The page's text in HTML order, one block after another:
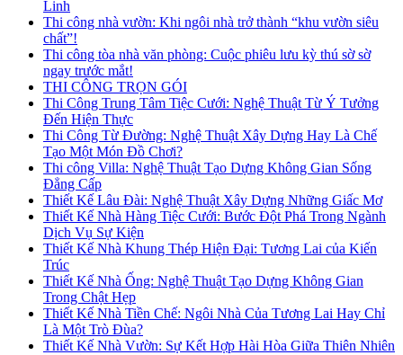
Linh
Thi công nhà vườn: Khi ngôi nhà trở thành “khu vườn siêu
chất”!
Thi công tòa nhà văn phòng: Cuộc phiêu lưu kỳ thú sờ sờ
ngay trước mắt!
THI CÔNG TRỌN GÓI
Thi Công Trung Tâm Tiệc Cưới: Nghệ Thuật Từ Ý Tưởng
Đến Hiện Thực
Thi Công Từ Đường: Nghệ Thuật Xây Dựng Hay Là Chế
Tạo Một Món Đồ Chơi?
Thi công Villa: Nghệ Thuật Tạo Dựng Không Gian Sống
Đẳng Cấp
Thiết Kế Lâu Đài: Nghệ Thuật Xây Dựng Những Giấc Mơ
Thiết Kế Nhà Hàng Tiệc Cưới: Bước Đột Phá Trong Ngành
Dịch Vụ Sự Kiện
Thiết Kế Nhà Khung Thép Hiện Đại: Tương Lai của Kiến
Trúc
Thiết Kế Nhà Ống: Nghệ Thuật Tạo Dựng Không Gian
Trong Chật Hẹp
Thiết Kế Nhà Tiền Chế: Ngôi Nhà Của Tương Lai Hay Chỉ
Là Một Trò Đùa?
Thiết Kế Nhà Vườn: Sự Kết Hợp Hài Hòa Giữa Thiên Nhiên